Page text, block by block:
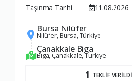
Taşınma Tarihi
11.08.2026
Bursa Nilüfer
Nilüfer, Bursa, Türkiye
Çanakkale Biga
Biga, Çanakkale, Türkiye
1 TEKLİF VERİLDİ